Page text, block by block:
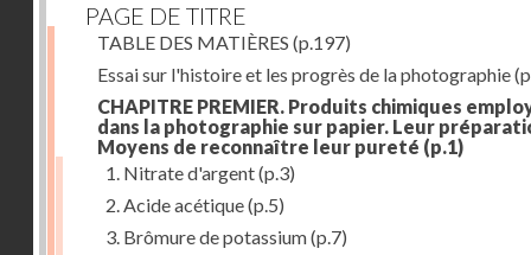
PAGE DE TITRE
TABLE DES MATIÈRES (p.197)
Essai sur l'histoire et les progrès de la photographie
CHAPITRE PREMIER. Produits chimiques
dans la photographie sur papier. Leur
Moyens de reconnaître leur pureté (p.1)
1. Nitrate d'argent(p.3)
2. Acide acétique(p.5)
3. Brômure de potassium(p.7)